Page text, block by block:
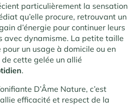
particulièrement la sensation
qu’elle procure, retrouvant un
d’énergie pour continuer leurs
avec dynamisme. La petite taille
un usage à domicile ou en
cette gelée un allié
.
D’Âme Nature, c’est
efficacité et respect de la